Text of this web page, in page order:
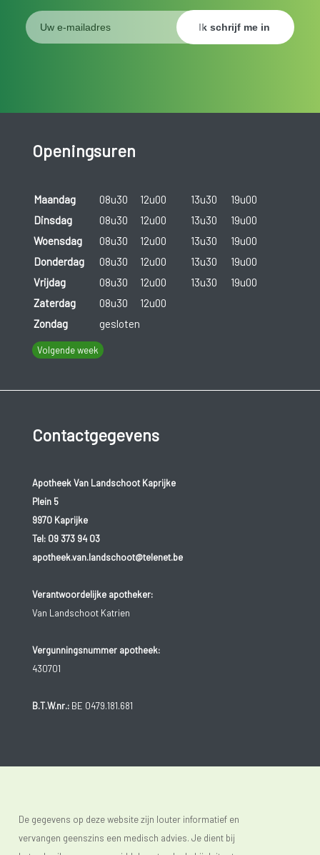
Openingsuren
Maandag 08u30 12u00 13u30
19u00
Dinsdag
08u30 12u00 13u30
19u00
Woensdag
08u30 12u00 13u30
19u00
Donderdag
08u30 12u00 13u30
19u00
Vrijdag
08u30 12u00 13u30
19u00
Zaterdag
08u30
12u00
Zondag
gesloten
Volgende week
Contactgegevens
Apotheek Van Landschoot Kaprijke
Plein 5
9970 Kaprijke
Tel: 09 373 94 03
apotheek.van.landschoot@telenet.be
Verantwoordelijke apotheker:
Van Landschoot Katrien
Vergunningsnummer apotheek:
430701
B.T.W.nr.:BE 0479.181.681
De gegevens op deze website zijn louter informatief en
vervangen geenszins een medisch advies. Je dient bij